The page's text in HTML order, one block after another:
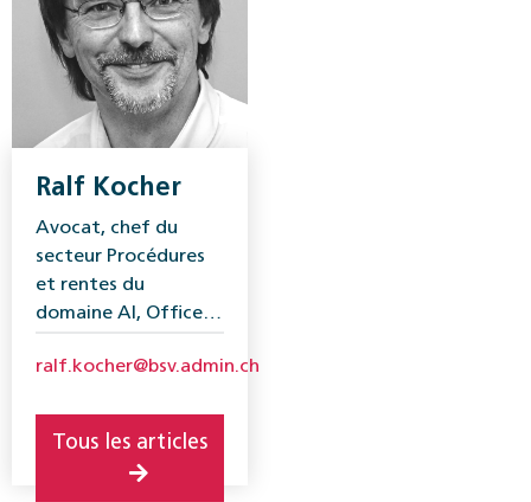
Ralf Kocher
Avocat, chef du
secteur Procédures
et rentes du
domaine AI, Office
assurances sociales
ralf.kocher@bsv.admin.ch
Tous les articles